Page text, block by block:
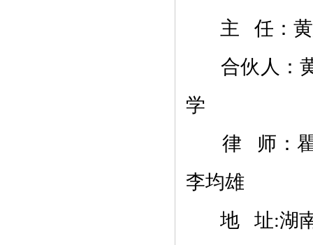
主 任：黄
合伙人：黄
学
律 师：瞿
李均雄
地 址:湖南